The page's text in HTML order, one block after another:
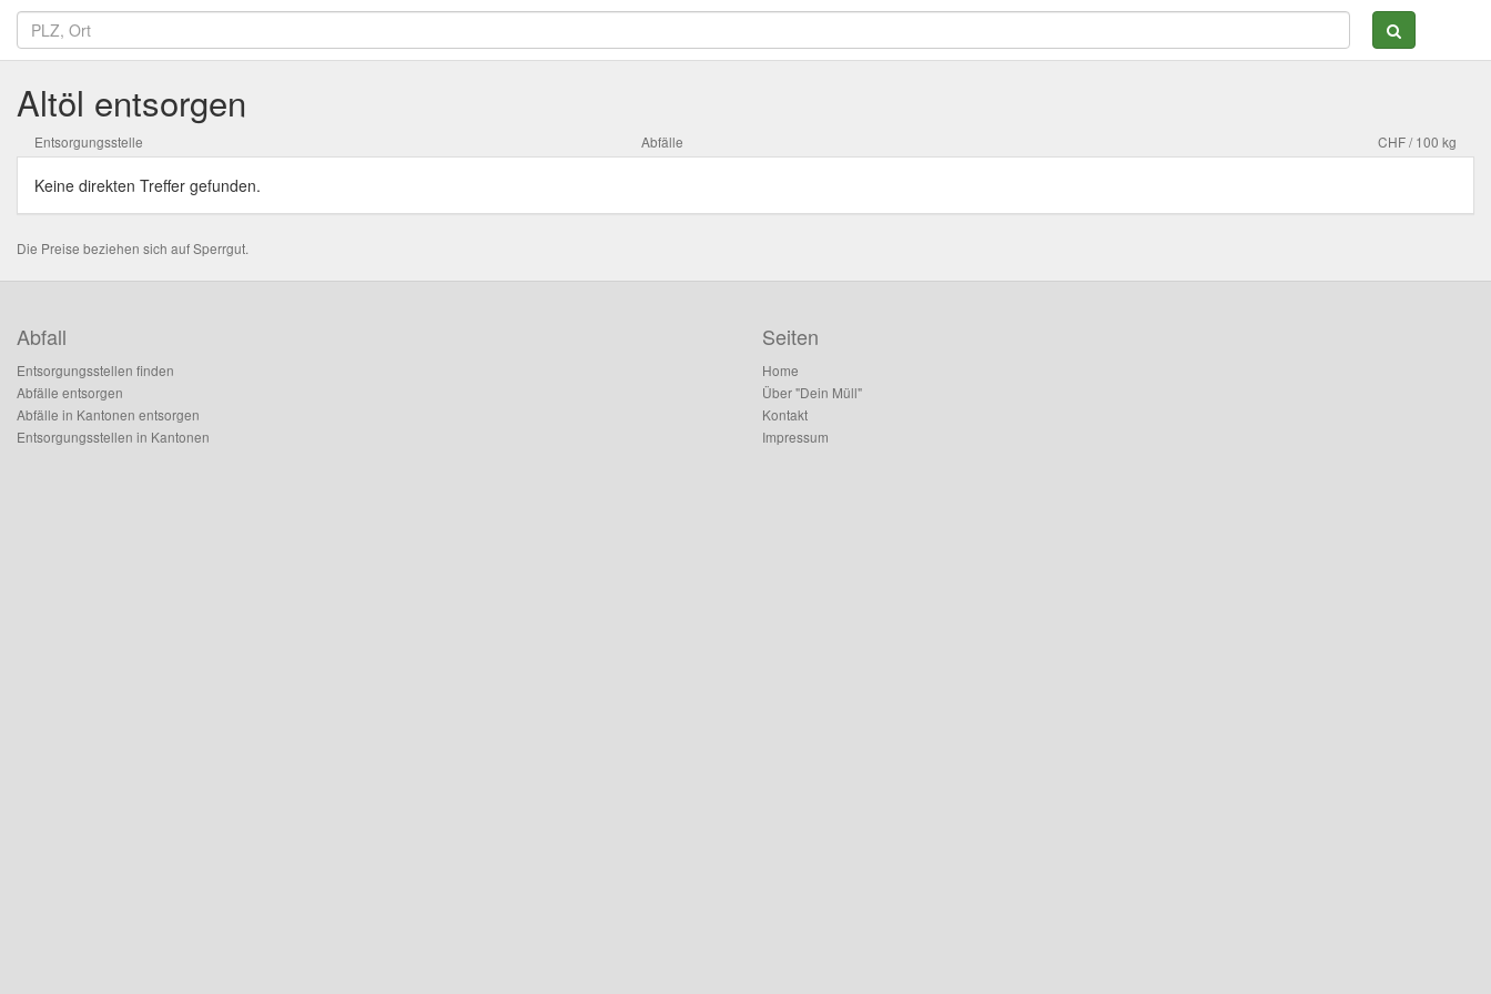
Altöl entsorgen
Entsorgungsstelle Abfälle CHF / 100 kg
Keine direkten Treffer gefunden.
Die Preise beziehen sich auf Sperrgut.
Abfall
Entsorgungsstellen finden
Abfälle entsorgen
Abfälle in Kantonen entsorgen
Entsorgungsstellen in Kantonen
Seiten
Home
Über "Dein Müll"
Kontakt
Impressum